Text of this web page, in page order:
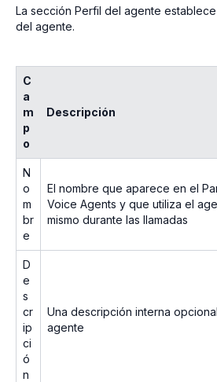
La sección Perfil del agente
del agente.
C
a
m
p
o
Descripción
N
o
m
br
e
El nombre que aparece en el
Voice Agents y que utiliza el
mismo durante las llamadas
D
e
s
cr
ip
ci
ó
n
Una descripción interna
agente